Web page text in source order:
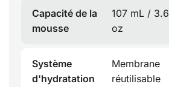
Capacité de la
mousse
107 mL / 3.6
oz
Système
d'hydratation
Membrane
réutilisable